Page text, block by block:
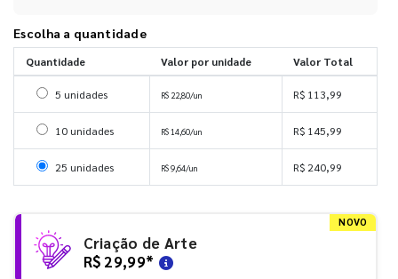
Escolha a quantidade
Quantidade Valor por unidade Valor Total
Selecionar 5 unidades
5 unidades R$ 22,80/un R$ 113,99
Selecionar 10 unidades
10 unidades R$ 14,60/un R$ 145,99
Selecionar 25 unidades
25 unidades R$ 9,64/un R$ 240,99
NOVO
Criação de Arte
R$ 29,99*